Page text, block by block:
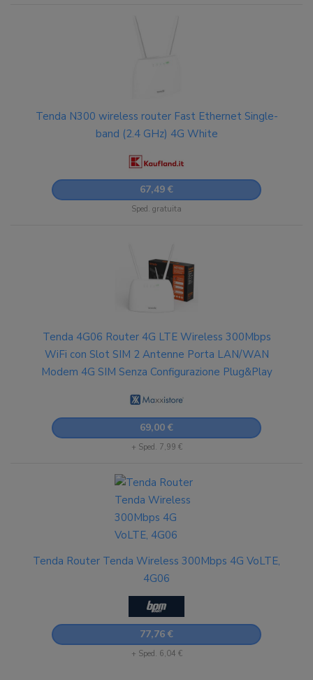
Tenda N300 wireless router Fast Ethernet Single-
band (2.4 GHz) 4G White
67,49 €
Sped. gratuita
Tenda 4G06 Router 4G LTE Wireless 300Mbps
WiFi con Slot SIM 2 Antenne Porta LAN/WAN
Modem 4G SIM Senza Configurazione Plug&Play
69,00 €
+ Sped. 7,99 €
Tenda Router Tenda Wireless 300Mbps 4G VoLTE,
4G06
77,76 €
+ Sped. 6,04 €